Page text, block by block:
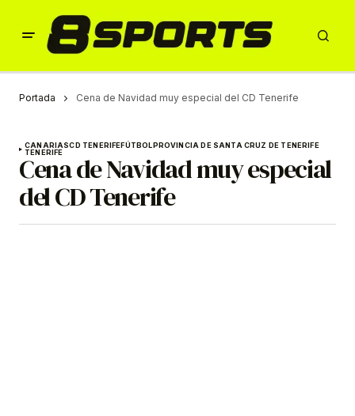
Portada Cena de Navidad muy especial del CD Tenerife
CANARIASCD TENERIFEFÚTBOLPROVINCIA DE SANTA CRUZ DE TENERIFE
TENERIFE
Cena de Navidad muy especial
del CD Tenerife